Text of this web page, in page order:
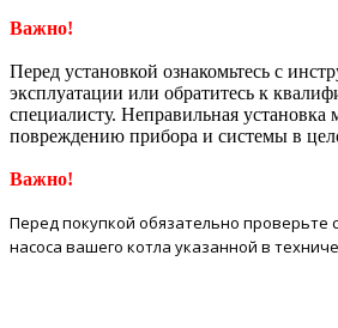
Важно!
Перед установкой ознакомьтесь с
эксплуатации или обратитесь к
специалисту. Неправильная установка
повреждению прибора и системы в
Важно!
Перед покупкой обязательно проверьте
насоса вашего котла указанной в